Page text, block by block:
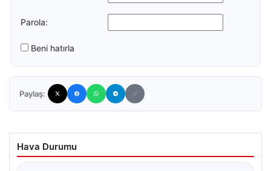
Parola:
Beni hatırla
Paylaş:
Hava Durumu